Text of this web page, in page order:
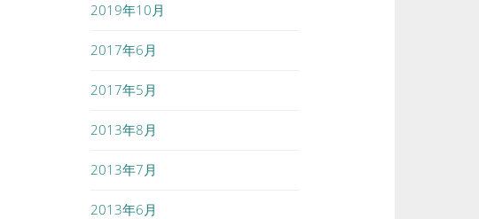
2019年10月
2017年6月
2017年5月
2013年8月
2013年7月
2013年6月